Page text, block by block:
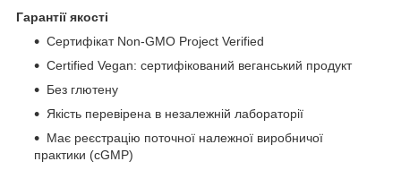
Гарантії якості
Сертифікат Non-GMO Project Verified
Certified Vegan: сертифікований веганський продукт
Без глютену
Якість перевірена в незалежній лабораторії
Має реєстрацію поточної належної виробничої
практики (cGMP)